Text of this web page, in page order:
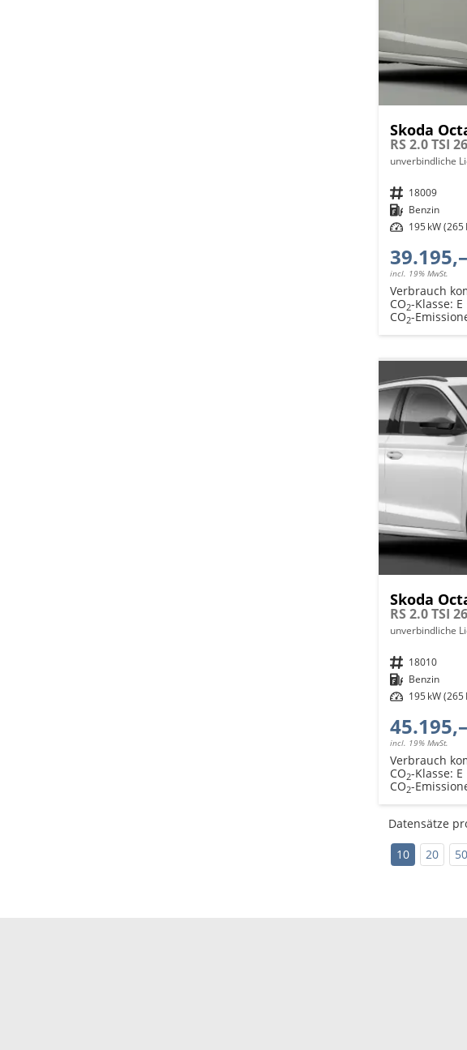
Skoda
unverbindliche
Fahrzeugnr. 18009
Kraftstoff Benzin
Leistung 195 kW (265
incl. 19% MwSt.
Verbrauch
CO2-Klasse: E
CO2-
Skoda
unverbindliche
Fahrzeugnr. 18010
Kraftstoff Benzin
Leistung 195 kW (265
incl. 19% MwSt.
Verbrauch
CO2-Klasse: E
CO2-
Datensätze
10
20 50